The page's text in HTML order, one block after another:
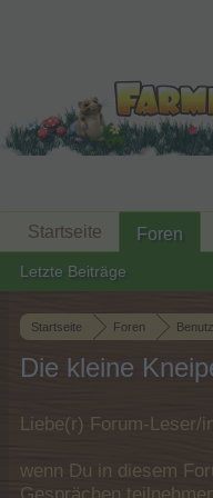
Startseite Foren
Die kleine
Liebe(r) Forum-Leser/
wenn Du in diesem
Startseite Foren
Letzte Beiträge